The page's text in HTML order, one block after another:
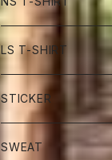
LS T-SHIRT
STICKER
SWEAT